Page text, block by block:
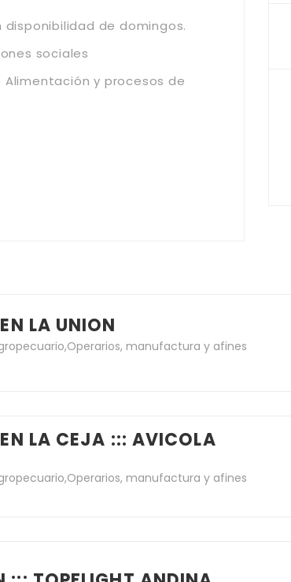
de domingos.
sociales
y procesos de
LA UNION
,Operarios, manufactura y afines
LA CEJA ::: AVICOLA
,Operarios, manufactura y afines